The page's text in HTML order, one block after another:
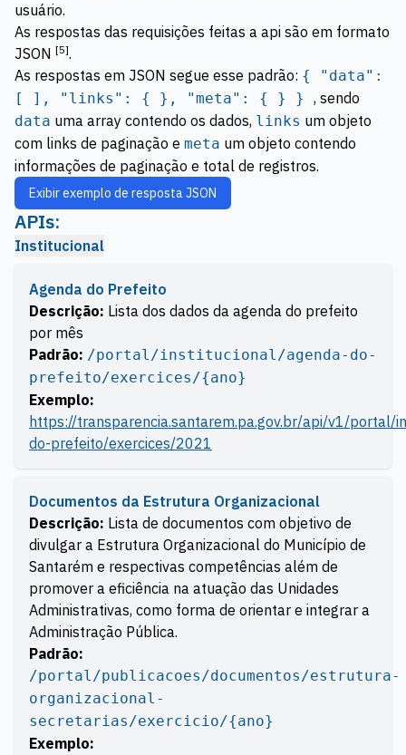
usuário.
As respostas das requisições feitas a api são em formato
JSON [5].
As respostas em JSON segue esse padrão: { "data":
[ ], "links": { }, "meta": { } } , sendo
data uma array contendo os dados, links um objeto
com links de paginação e meta um objeto contendo
informações de paginação e total de registros.
Exibir exemplo de resposta JSON
APIs:
Institucional
Agenda do Prefeito
Descrição: Lista dos dados da agenda do prefeito
por mês
Padrão: /portal/institucional/agenda-do-
prefeito/exercices/{ano}
Exemplo:
https://transparencia.santarem.pa.gov.br/api/v1/portal/
do-prefeito/exercices/2021
Documentos da Estrutura Organizacional
Descrição: Lista de documentos com objetivo de
divulgar a Estrutura Organizacional do Município de
Santarém e respectivas competências além de
promover a eficiência na atuação das Unidades
Administrativas, como forma de orientar e integrar a
Administração Pública.
Padrão:
/portal/publicacoes/documentos/estrutura-
organizacional-
secretarias/exercicio/{ano}
Exemplo: